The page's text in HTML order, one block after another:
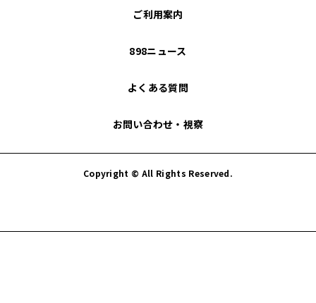
ご利用案内
898ニュース
よくある質問
お問い合わせ・視察
Copyright © All Rights Reserved.